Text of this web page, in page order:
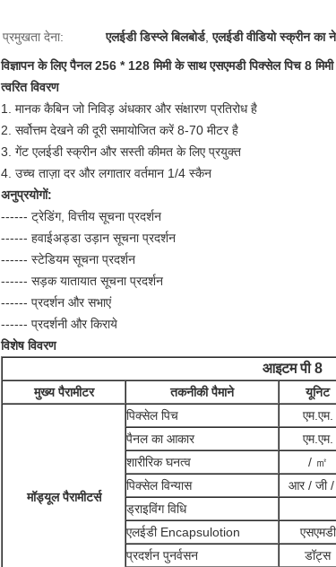
प्रमुखता देना: एलईडी डिस्प्ले बिलबोर्ड,एलईडी वीडियो स्क्रीन का
विज्ञापन के लिए पैनल 256 * 128 मिमी के साथ एसएमडी पिक्सेल पिच 8
त्वरित विवरण
1. मानक कैबिन जो निविड़ अंधकार और संक्षारण प्रतिरोध है
2. सर्वोत्तम देखने की दूरी समायोजित करें 8-70 मीटर है
3. गेंट एलईडी स्क्रीन और सस्ती कीमत के लिए प्रयुक्त
4. उच्च ताज़ा दर और लगातार वर्तमान 1/4 स्कैन
अनुप्रयोगों:
------ ट्रेडिंग, वित्तीय सूचना प्रदर्शन
------ हवाईअड्डा उड़ान सूचना प्रदर्शन
------ स्टेडियम सूचना प्रदर्शन
------ सड़क यातायात सूचना प्रदर्शन
------ प्रदर्शन और सभाएं
------ प्रदर्शनी और किराये
विशेष विवरण
आइटम पी 8
मुख्य पैरामीटर तकनीकी पैमाने यूनिट
मॉड्यूल पैरामीटर्स
पिक्सेल पिच एम.एम.
पैनल का आकार
एम.एम.
शारीरिक घनत्व
/ ㎡
पिक्सेल विन्यास
आर / जी /
ड्राइविंग विधि
एलईडी Encapsulotion
एसएमडी
प्रदर्शन पुनर्वसन
डॉट्स